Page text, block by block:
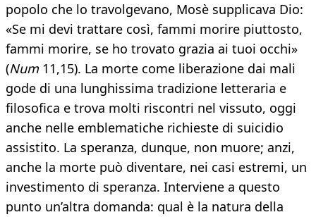
popolo che lo travolgevano, Mosè supplicava Dio:
«Se mi devi trattare così, fammi morire piuttosto,
fammi morire, se ho trovato grazia ai tuoi occhi»
(Num 11,15). La morte come liberazione dai mali
gode di una lunghissima tradizione letteraria e
filosofica e trova molti riscontri nel vissuto, oggi
anche nelle emblematiche richieste di suicidio
assistito. La speranza, dunque, non muore; anzi,
anche la morte può diventare, nei casi estremi, un
investimento di speranza. Interviene a questo
punto un’altra domanda: qual è la natura della